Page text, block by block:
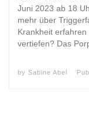
Juni 2023 ab 18
mehr über
Krankheit
vertiefen? Das
by Sabine Abel